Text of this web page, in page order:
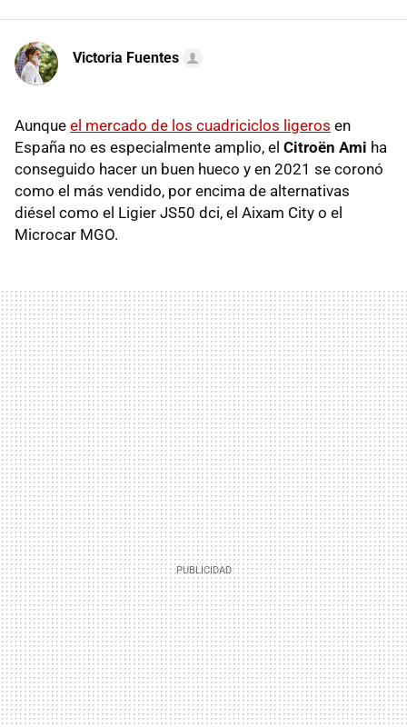
Victoria Fuentes
Aunque el mercado de los cuadriciclos ligeros en
España no es especialmente amplio, el Citroën Ami ha
conseguido hacer un buen hueco y en 2021 se coronó
como el más vendido, por encima de alternativas
diésel como el Ligier JS50 dci, el Aixam City o el
Microcar MGO.